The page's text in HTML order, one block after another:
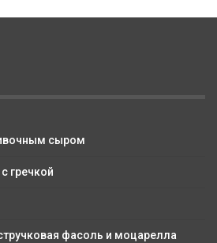
сыром
гречкой
фасоль и моцарелла